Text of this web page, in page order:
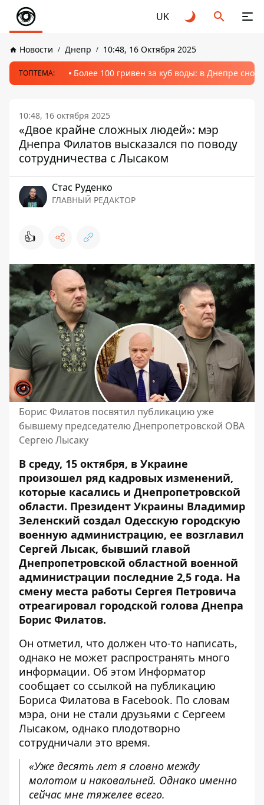
UK
Новости Днепр 10:48, 16 Октября 2025
ТОПТЕМА: Более 100 гривен за куб воды: в Днепре
10:48, 16 октября 2025
«Двое крайне сложных людей»: мэр
Днепра Филатов высказался по поводу
сотрудничества с Лысаком
Стаc Руденко
ГЛАВНЫЙ РЕДАКТОР
👍
Борис Филатов посвятил публикацию уже
бывшему председателю Днепропетровской ОВА
Сергею Лысаку
В среду, 15 октября, в Украине
произошел ряд кадровых изменений,
которые касались и Днепропетровской
области. Президент Украины Владимир
Зеленский создал Одесскую городскую
военную администрацию, ее возглавил
Сергей Лысак, бывший главой
Днепропетровской областной военной
администрации последние 2,5 года. На
смену места работы Сергея Петровича
отреагировал городской голова Днепра
Борис Филатов.
Он отметил, что должен что-то написать,
однако не может распространять много
информации. Об этом Информатор
сообщает со ссылкой на публикацию
Бориса Филатова в Facebook. По словам
мэра, они не стали друзьями с Сергеем
Лысаком, однако плодотворно
сотрудничали это время.
«Уже десять лет я словно между
молотом и наковальней. Однако именно
сейчас мне тяжелее всего.